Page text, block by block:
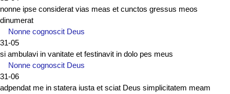
nonne ipse considerat vias meas et cunctos gressus meos
dinumerat
Nonne cognoscit Deus
31-05
si ambulavi in vanitate et festinavit in dolo pes meus
Nonne cognoscit Deus
31-06
adpendat me in statera iusta et sciat Deus simplicitatem meam